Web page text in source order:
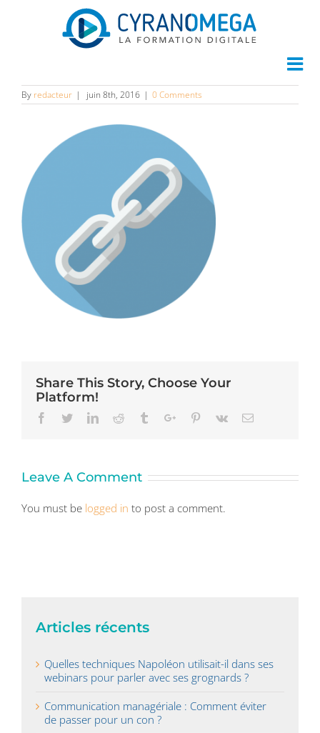
By redacteur | juin 8th, 2016 | 0 Comments
Share This Story, Choose Your
Platform!
Facebook
TwitterLinkedinReddit TumblrGoogle+Pinterest
Vk Email
Leave A Comment
You must be logged in to post a comment.
Articles récents
Quelles techniques Napoléon utilisait-il dans ses
webinars pour parler avec ses grognards ?
Communication managériale : Comment éviter
de passer pour un con ?